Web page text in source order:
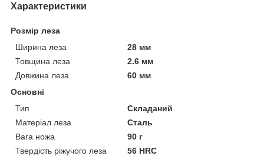
Характеристики
Розмір леза
Ширина леза
28 мм
Товщина леза
2.6 мм
Довжина леза
60 мм
Основні
Тип
Складаний
Матеріал леза
Сталь
Вага ножа
90 г
Твердість ріжучого леза
56 HRC